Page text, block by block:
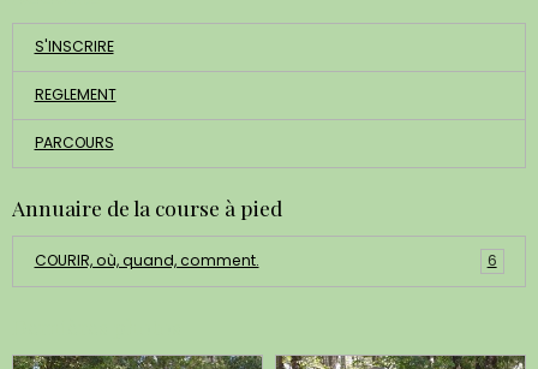
S'INSCRIRE
REGLEMENT
PARCOURS
Annuaire de la course à pied
COURIR, où, quand, comment. 6